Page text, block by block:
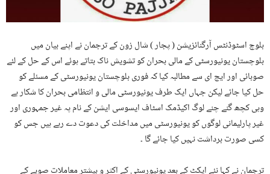
بلوچ اسٹوڈنٹس آرگنائزیشن ( پجار ) شال زون کے ترجمان نے اپنے بیان میں
بلوچستان یونیورسٹی کے مالی بحران کو تشویش ناک بتاتے ہوئے اس کے حل کے لئے
صوبائی اور ایچ ای سے مطالبہ کیا کہ فوری بلوچستان یونیورسٹی کے مسئلے کو
حل کیا جائے لیکن جہاں ایک طرف یونیورسٹی مالی و انتظامی بحران کا شکار ہے
وہی کچھ گنے چنے لوگ اکیڈمک اسٹاف ایسوسی ایشن کے نام پہ غیر جمہوری اور
غیر پارلیمانی لوگوں کو یونیورسٹی میں مداخلت کی دعوت دے رہے ہیں جس کو
کسی صورت برداشت نہیں کیا جائے گا ۔
ترجمان نے کہا نئے ایکٹ کے بعد یونیورسٹی کے اکثر و بیشتر معاملات صوبے کے